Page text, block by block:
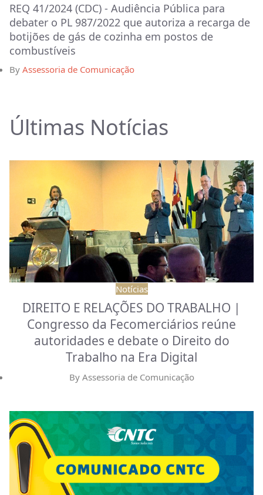
REQ 41/2024 (CDC) - Audiência Pública para
debater o PL 987/2022 que autoriza a recarga de
botijões de gás de cozinha em postos de
combustíveis
By Assessoria de Comunicação
Últimas Notícias
Notícias
DIREITO E RELAÇÕES DO TRABALHO |
Congresso da Fecomerciários reúne
autoridades e debate o Direito do
Trabalho na Era Digital
By Assessoria de Comunicação